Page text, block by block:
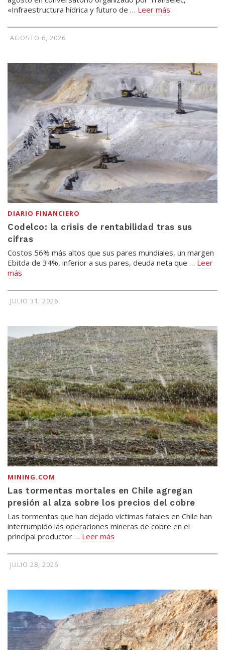
«Infraestructura hídrica y futuro de … Leer más
AGOSTO 6, 2026
DIARIO FINANCIERO
Codelco: la crisis de rentabilidad tras sus
cifras
Costos 56% más altos que sus pares mundiales, un margen
Ebitda de 34%, inferior a sus pares, deuda neta que … Leer
más
JULIO 31, 2026
MINING.COM
Las tormentas mortales en Chile agregan
presión al alza sobre los precios del cobre
Las tormentas que han dejado víctimas fatales en Chile han
interrumpido las operaciones mineras de cobre en el
principal productor … Leer más
JULIO 28, 2026